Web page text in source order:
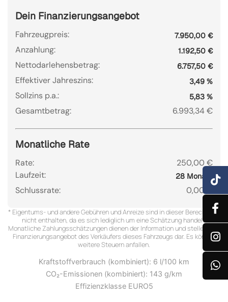
Dein Finanzierungsangebot
Fahrzeugpreis: 7.950,00 €
Anzahlung: 1.192,50 €
Nettodarlehensbetrag: 6.757,50 €
Effektiver Jahreszins: 3,49 %
Sollzins p.a.: 5,83 %
Gesamtbetrag: 6.993,34 €
Monatliche Rate
Rate:
250,00 €
Laufzeit:
28 Monate
Schlussrate: 0,00 €
* Eigentums- und andere Gebühren und Anreize sind in dieser Berechnung
nicht enthalten, da es sich lediglich um eine Schätzung handelt.
Monatliche Zahlungsschätzungen dienen der Information und stellen kein
Finanzierungsangebot des Verkäufers dieses Fahrzeugs dar. Es können
weitere Steuern anfallen.
Kraftstoffverbrauch (kombiniert): 6 l/100 km
CO₂-Emissionen (kombiniert): 143 g/km
Effizienzklasse EURO5